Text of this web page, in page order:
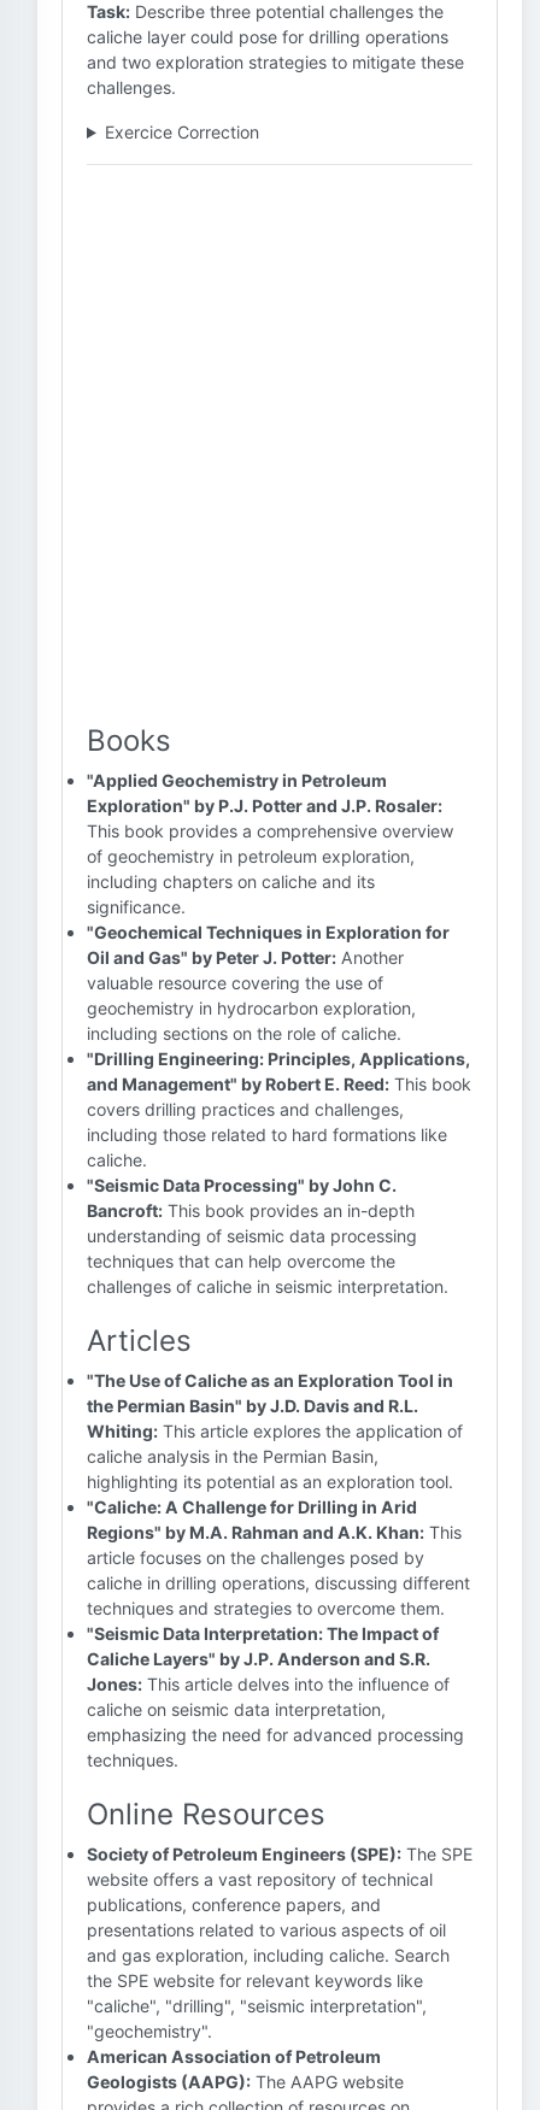
Task: Describe three potential challenges the
caliche layer could pose for drilling operations
and two exploration strategies to mitigate these
challenges.
Exercice Correction
Books
"Applied Geochemistry in Petroleum
Exploration" by P.J. Potter and J.P. Rosaler:
This book provides a comprehensive overview
of geochemistry in petroleum exploration,
including chapters on caliche and its
significance.
"Geochemical Techniques in Exploration for
Oil and Gas" by Peter J. Potter: Another
valuable resource covering the use of
geochemistry in hydrocarbon exploration,
including sections on the role of caliche.
"Drilling Engineering: Principles, Applications,
and Management" by Robert E. Reed: This book
covers drilling practices and challenges,
including those related to hard formations like
caliche.
"Seismic Data Processing" by John C.
Bancroft: This book provides an in-depth
understanding of seismic data processing
techniques that can help overcome the
challenges of caliche in seismic interpretation.
Articles
"The Use of Caliche as an Exploration Tool in
the Permian Basin" by J.D. Davis and R.L.
Whiting: This article explores the application of
caliche analysis in the Permian Basin,
highlighting its potential as an exploration tool.
"Caliche: A Challenge for Drilling in Arid
Regions" by M.A. Rahman and A.K. Khan: This
article focuses on the challenges posed by
caliche in drilling operations, discussing different
techniques and strategies to overcome them.
"Seismic Data Interpretation: The Impact of
Caliche Layers" by J.P. Anderson and S.R.
Jones: This article delves into the influence of
caliche on seismic data interpretation,
emphasizing the need for advanced processing
techniques.
Online Resources
Society of Petroleum Engineers (SPE): The SPE
website offers a vast repository of technical
publications, conference papers, and
presentations related to various aspects of oil
and gas exploration, including caliche. Search
the SPE website for relevant keywords like
"caliche", "drilling", "seismic interpretation",
"geochemistry".
American Association of Petroleum
Geologists (AAPG): The AAPG website